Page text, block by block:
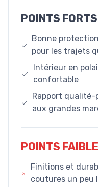
POINTS FORTS
Bonne
pour les trajets
Intérieur en
confortable
Rapport
aux grandes
POINTS
Finitions et
coutures un peu